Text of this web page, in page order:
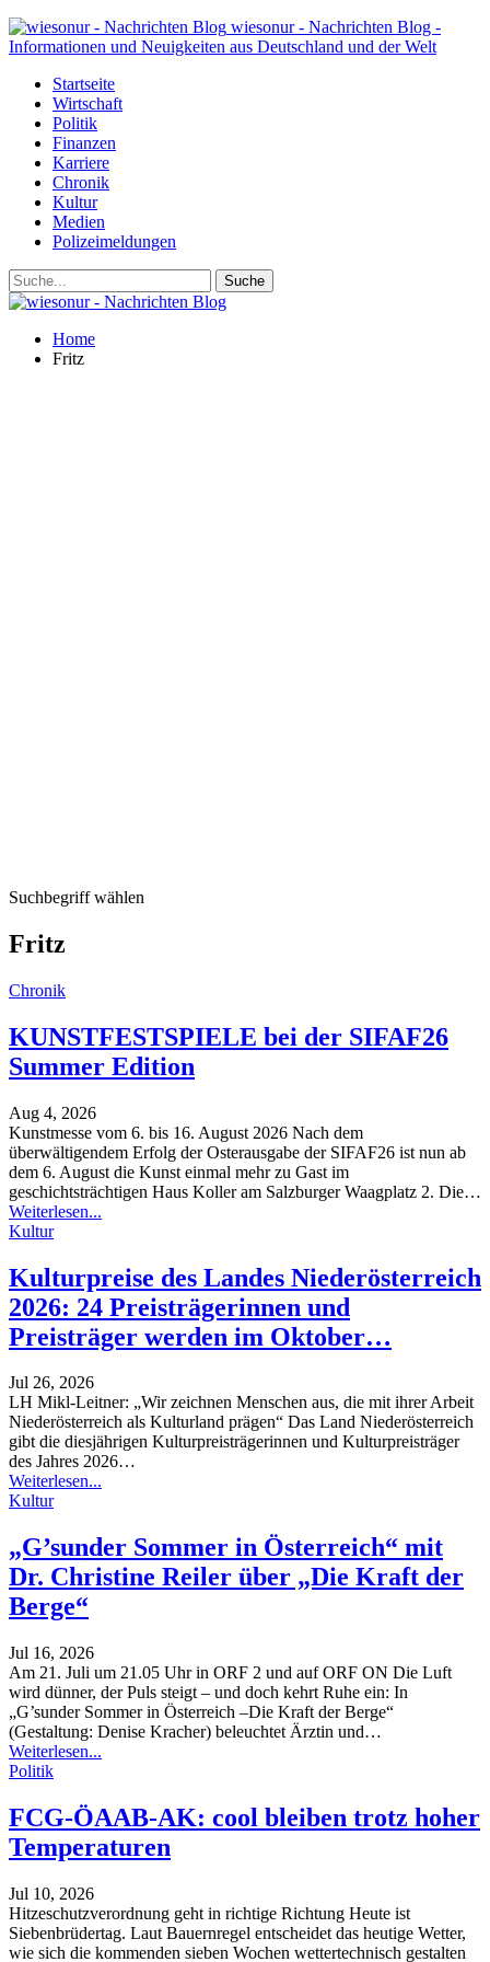
wiesonur - Nachrichten Blog -
Informationen und Neuigkeiten aus Deutschland und der Welt
Startseite
Wirtschaft
Politik
Finanzen
Karriere
Chronik
Kultur
Medien
Polizeimeldungen
Home
Fritz
Suchbegriff wählen
Fritz
Chronik
KUNSTFESTSPIELE bei der SIFAF26
Summer Edition
Aug 4, 2026
Kunstmesse vom 6. bis 16. August 2026 Nach dem
überwältigendem Erfolg der Osterausgabe der SIFAF26 ist nun ab
dem 6. August die Kunst einmal mehr zu Gast im
geschichtsträchtigen Haus Koller am Salzburger Waagplatz 2. Die…
Weiterlesen...
Kultur
Kulturpreise des Landes Niederösterreich
2026: 24 Preisträgerinnen und
Preisträger werden im Oktober…
Jul 26, 2026
LH Mikl-Leitner: „Wir zeichnen Menschen aus, die mit ihrer Arbeit
Niederösterreich als Kulturland prägen“ Das Land Niederösterreich
gibt die diesjährigen Kulturpreisträgerinnen und Kulturpreisträger
des Jahres 2026…
Weiterlesen...
Kultur
„G’sunder Sommer in Österreich“ mit
Dr. Christine Reiler über „Die Kraft der
Berge“
Jul 16, 2026
Am 21. Juli um 21.05 Uhr in ORF 2 und auf ORF ON Die Luft
wird dünner, der Puls steigt – und doch kehrt Ruhe ein: In
„G’sunder Sommer in Österreich –Die Kraft der Berge“
(Gestaltung: Denise Kracher) beleuchtet Ärztin und…
Weiterlesen...
Politik
FCG-ÖAAB-AK: cool bleiben trotz hoher
Temperaturen
Jul 10, 2026
Hitzeschutzverordnung geht in richtige Richtung Heute ist
Siebenbrüdertag. Laut Bauernregel entscheidet das heutige Wetter,
wie sich die kommenden sieben Wochen wettertechnisch gestalten